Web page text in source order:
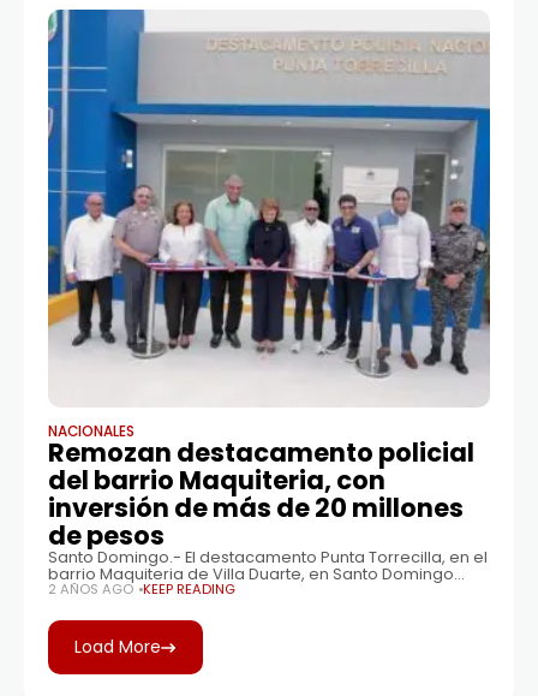
como la educación, el deporte, la generación
energética, la recreación, así
NACIONALES
Remozan destacamento policial
del barrio Maquiteria, con
inversión de más de 20 millones
de pesos
Santo Domingo.- El destacamento Punta Torrecilla, en el
barrio Maquiteria de Villa Duarte, en Santo Domingo
Este, fue entregado remozado por las autoridades,
residen en la zona. La remodelación forma parte
2 AÑOS AGO KEEP READING
Load More